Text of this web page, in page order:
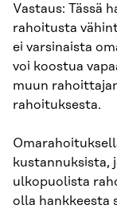
Vastaus: Tässä
rahoitusta
ei varsinaista
voi koostua
muun
rahoituksesta.
kustannuksista,
ulkopuolista
olla hankkeesta